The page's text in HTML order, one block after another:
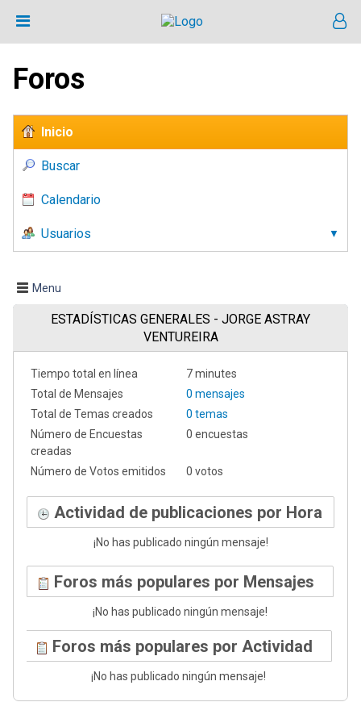
Foros
Inicio
Buscar
Calendario
Usuarios
Menu
ESTADÍSTICAS GENERALES - JORGE ASTRAY
VENTUREIRA
Tiempo total en línea
7 minutes
Total de Mensajes
0 mensajes
Total de Temas creados
0 temas
Número de Encuestas
creadas
0 encuestas
Número de Votos emitidos 0 votos
Actividad de publicaciones por Hora
¡No has publicado ningún mensaje!
Foros más populares por Mensajes
¡No has publicado ningún mensaje!
Foros más populares por Actividad
¡No has publicado ningún mensaje!